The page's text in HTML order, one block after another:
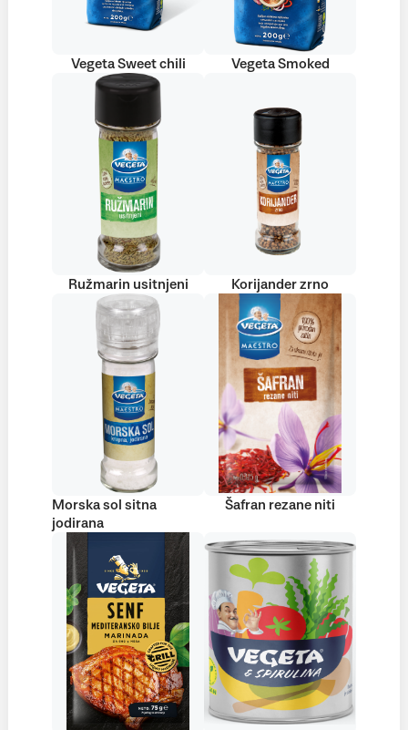
Vegeta Sweet chili Vegeta Smoked
Ružmarin usitnjeni Korijander zrno
Morska sol sitna
jodirana
Šafran rezane niti